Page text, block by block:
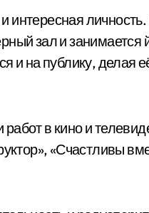
интересная
зал и занимается
и на публику, делая
в кино и
«Счастливы